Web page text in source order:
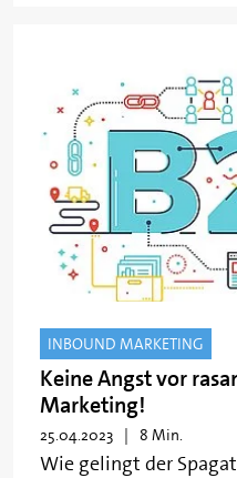
INBOUND MARKETING
Keine Angst vor
Marketing!
25.04.2023 8 Min.
Wie gelingt der